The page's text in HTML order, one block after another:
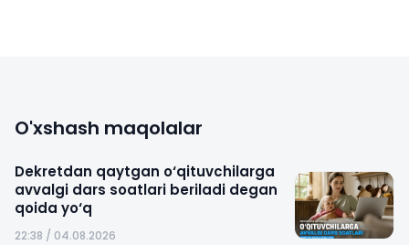
O'xshash maqolalar
Dekretdan qaytgan o‘qituvchilarga
avvalgi dars soatlari beriladi degan
qoida yo‘q
22:38 / 04.08.2026